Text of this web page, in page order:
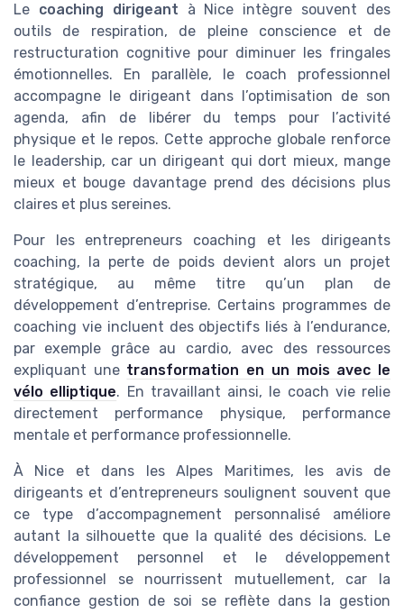
Le coaching dirigeant à Nice intègre souvent des
outils de respiration, de pleine conscience et de
restructuration cognitive pour diminuer les fringales
émotionnelles. En parallèle, le coach professionnel
accompagne le dirigeant dans l’optimisation de son
agenda, afin de libérer du temps pour l’activité
physique et le repos. Cette approche globale renforce
le leadership, car un dirigeant qui dort mieux, mange
mieux et bouge davantage prend des décisions plus
claires et plus sereines.
Pour les entrepreneurs coaching et les dirigeants
coaching, la perte de poids devient alors un projet
stratégique, au même titre qu’un plan de
développement d’entreprise. Certains programmes de
coaching vie incluent des objectifs liés à l’endurance,
par exemple grâce au cardio, avec des ressources
expliquant une transformation en un mois avec le
vélo elliptique. En travaillant ainsi, le coach vie relie
directement performance physique, performance
mentale et performance professionnelle.
À Nice et dans les Alpes Maritimes, les avis de
dirigeants et d’entrepreneurs soulignent souvent que
ce type d’accompagnement personnalisé améliore
autant la silhouette que la qualité des décisions. Le
développement personnel et le développement
professionnel se nourrissent mutuellement, car la
confiance gestion de soi se reflète dans la gestion